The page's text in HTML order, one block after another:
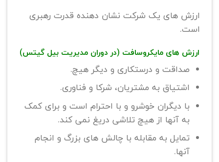
ارزش های یک شرکت نشان دهنده قدرت رهبری
است.
ارزش های مایکروسافت (در دوران مدیریت بیل گیتس)
صداقت و درستکاری و دیگر هیچ.
اشتیاق به مشتریان، شرکا و فناوری.
با دیگران خوشرو و با احترام است و برای کمک
به آنها از هیچ تلاشی دریغ نمی کند.
تمایل به مقابله با چالش های بزرگ و انجام
آنها.